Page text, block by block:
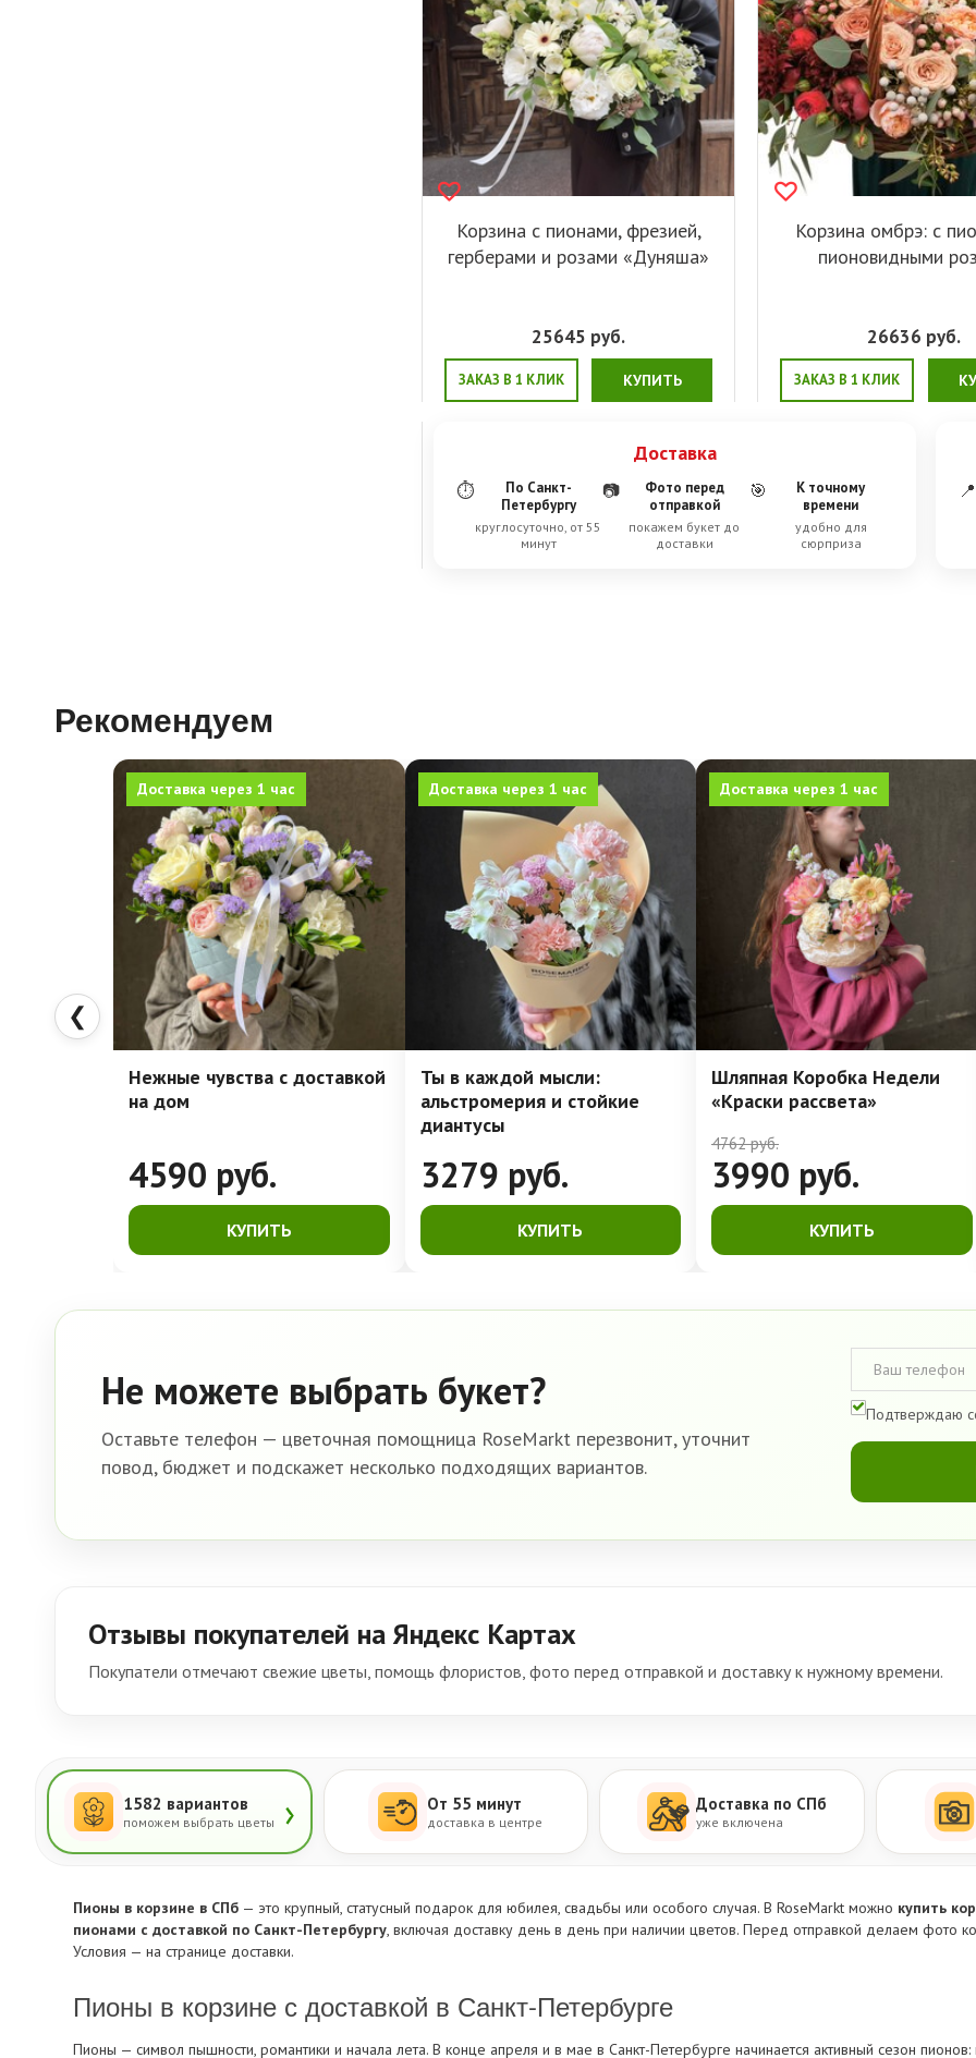
Корзина с пионами, фрезией,
герберами и розами «Дуняша»
25645 руб.
ЗАКАЗ В 1 КЛИК КУПИТЬ
Корзина омбрэ: с
пионовидными
26636 руб.
ЗАКАЗ В 1 КЛИК
Доставка
⏱
По Санкт-
Петербургу
круглосуточно, от 55
минут
📷
Фото перед
отправкой
покажем букет до
доставки
🎯
К точному
времени
удобно для
сюрприза
📍
Рекомендуем
❮
Доставка через 1 час
Нежные чувства с доставкой
на дом
4590 руб.
КУПИТЬ
Доставка через 1 час
Ты в каждой мысли:
альстромерия и стойкие
диантусы
3279 руб.
КУПИТЬ
Доставка через 1 час
Шляпная Коробка Недели
«Краски рассвета»
4762руб.
3990 руб.
КУПИТЬ
Не можете выбрать букет?
Оставьте телефон — цветочная помощница RoseMarkt перезвонит, уточнит
повод, бюджет и подскажет несколько подходящих вариантов.
Подтверждаю
Отзывы покупателей на Яндекс Картах
Покупатели отмечают свежие цветы, помощь флористов, фото перед отправкой и доставку к нужному времени.
1582 вариантов
поможем выбрать цветы › От 55 минут
доставка в центре
Доставка по СПб
уже включена
Пионы в корзине в СПб — это крупный, статусный подарок для юбилея, свадьбы или особого случая. В RoseMarkt можно купить
пионами с доставкой по Санкт-Петербургу, включая доставку день в день при наличии цветов. Перед отправкой делаем фото
Условия — на странице доставки.
Пионы в корзине с доставкой в Санкт-Петербурге
Пионы — символ пышности, романтики и начала лета. В конце апреля и в мае в Санкт-Петербурге начинается активный сезон пионов: